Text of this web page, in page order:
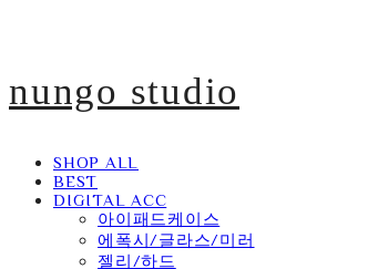
nungo studio
SHOP ALL
BEST
DIGITAL ACC
아이패드케이스
에폭시/글라스/미러
젤리/하드